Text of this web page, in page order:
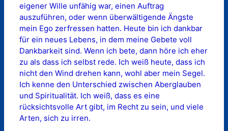
eigener Wille unfähig war, einen Auftrag
auszuführen, oder wenn überwältigende Ängste
mein Ego zerfressen hatten. Heute bin ich dankbar
für ein neues Lebens, in dem meine Gebete voll
Dankbarkeit sind. Wenn ich bete, dann höre ich eher
zu als dass ich selbst rede. Ich weiß heute, dass ich
nicht den Wind drehen kann, wohl aber mein Segel.
Ich kenne den Unterschied zwischen Aberglauben
und Spiritualität. Ich weiß, dass es eine
rücksichtsvolle Art gibt, im Recht zu sein, und viele
Arten, sich zu irren.